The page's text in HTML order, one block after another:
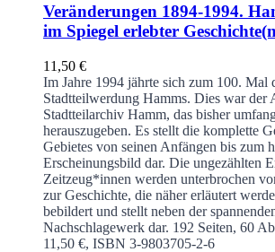
Veränderungen 1894-1994.
im Spiegel erlebter
11,50 €
Im Jahre 1994 jährte sich zum 100. Mal
Stadtteilwerdung Hamms. Dies war der
Stadtteilarchiv Hamm, das bisher
herauszugeben. Es stellt die komplette
Gebietes von seinen Anfängen bis zum
Erscheinungsbild dar. Die ungezählten
Zeitzeug*innen werden unterbrochen
zur Geschichte, die näher erläutert
bebildert und stellt neben der
Nachschlagewerk dar. 192 Seiten, 60
11,50 €, ISBN 3-9803705-2-6